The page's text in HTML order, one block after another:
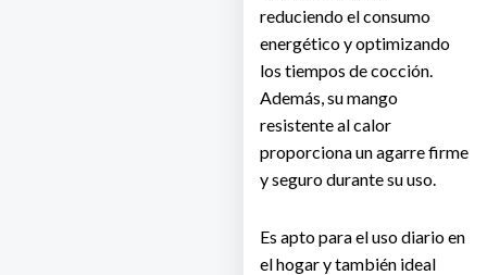
reduciendo el consumo
energético y optimizando
los tiempos de cocción.
Además, su mango
resistente al calor
proporciona un agarre firme
y seguro durante su uso.
Es apto para el uso diario en
el hogar y también ideal